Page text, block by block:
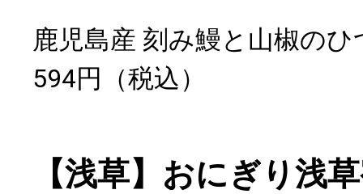
鹿児島産 刻み鰻と山椒の
594円（税込）
【浅草】おにぎり浅